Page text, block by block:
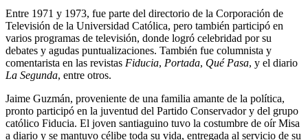
Entre 1971 y 1973, fue parte del directorio de la Corporación de
Televisión de la Universidad Católica, pero también participó en
varios programas de televisión, donde logró celebridad por su
debates y agudas puntualizaciones. También fue columnista y
comentarista en las revistas Fiducia, Portada, Qué Pasa, y el diario
La Segunda, entre otros.
Jaime Guzmán, proveniente de una familia amante de la política,
pronto participó en la juventud del Partido Conservador y del grupo
católico Fiducia. El joven santiaguino tuvo la costumbre de oír Misa
a diario y se mantuvo célibe toda su vida, entregada al servicio de su